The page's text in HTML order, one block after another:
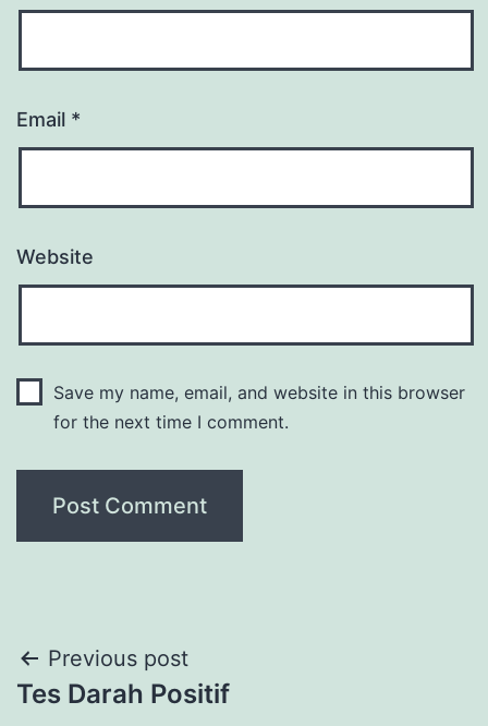
Email *
Website
Save my name, email, and website in this browser
for the next time I comment.
Post
navigation
Previous post
Tes Darah Positif